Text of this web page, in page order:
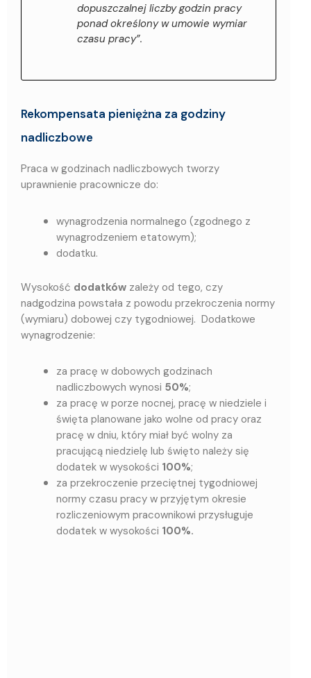
dopuszczalnej liczby godzin pracy
ponad określony w umowie wymiar
czasu pracy”.
Rekompensata pieniężna za godziny
nadliczbowe
Praca w godzinach nadliczbowych tworzy
uprawnienie pracownicze do:
wynagrodzenia normalnego (zgodnego z
wynagrodzeniem etatowym);
dodatku.
Wysokość dodatków zależy od tego, czy
nadgodzina powstała z powodu przekroczenia normy
(wymiaru) dobowej czy tygodniowej. Dodatkowe
wynagrodzenie:
za pracę w dobowych godzinach
nadliczbowych wynosi 50%;
za pracę w porze nocnej, pracę w niedziele i
święta planowane jako wolne od pracy oraz
pracę w dniu, który miał być wolny za
pracującą niedzielę lub święto należy się
dodatek w wysokości 100%;
za przekroczenie przeciętnej tygodniowej
normy czasu pracy w przyjętym okresie
rozliczeniowym pracownikowi przysługuje
dodatek w wysokości 100%.